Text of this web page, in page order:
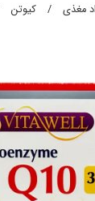
مغذی / کیوتن